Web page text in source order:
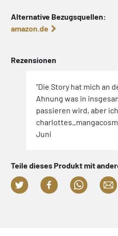
Alternative Bezugsquellen:
amazon.de
Rezensionen
"Die Story hat mich an
Ahnung was in
passieren wird, aber
Juni
Teile dieses Produkt mit